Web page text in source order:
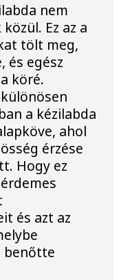
nem
Ez az a
tölt meg,
és egész
köré.
a kézilabda
ahol
érzése
Hogy ez
és azt az
benőtte